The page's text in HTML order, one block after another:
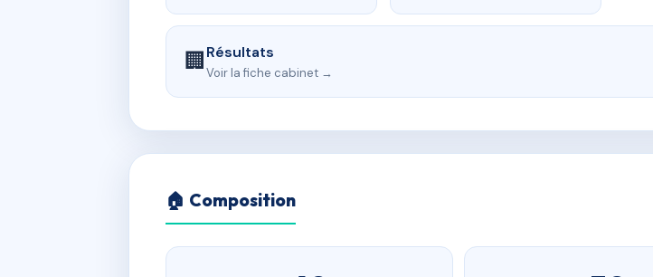
🏢Résultats
Voir la fiche cabinet →
🏠 Composition